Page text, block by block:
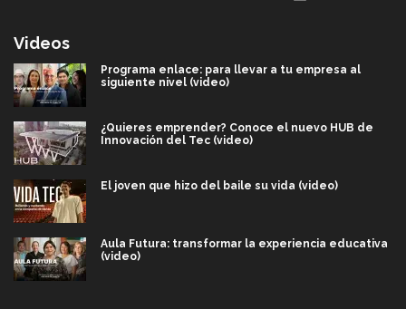
Videos
Programa enlace: para llevar a tu empresa al
siguiente nivel (video)
¿Quieres emprender? Conoce el nuevo HUB de
Innovación del Tec (video)
El joven que hizo del baile su vida (video)
Aula Futura: transformar la experiencia educativa
(video)